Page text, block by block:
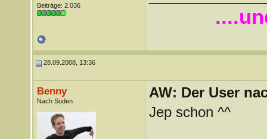
Beiträge: 2.036
28.09.2008, 13:36
Benny
Nach Süden
AW: Der User
Jep schon ^^